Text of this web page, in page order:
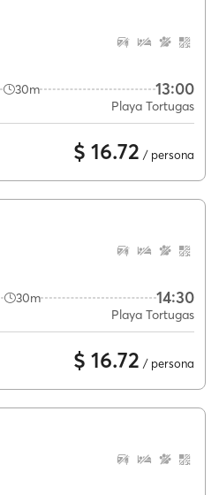
30m 13:00
Playa Tortugas
$ 16.72 / persona
30m 14:30
Playa Tortugas
$ 16.72 / persona